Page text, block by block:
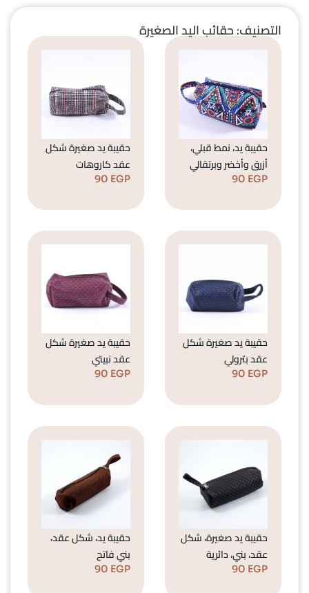
التصنيف: حقائب اليد الصغيرة
حقيبة يد، نمط قبلي،
أزرق وأخضر وبرتقالي
90 EGP
حقيبة يد صغيرة شكل
عقد كاروهات
90 EGP
حقيبة يد صغيرة شكل
عقد بترولي
90 EGP
حقيبة يد صغيرة شكل
عقد نبيتي
90 EGP
حقيبة يد صغيرة، شكل
عقد، بني، دائرية
90 EGP
حقيبة يد، شكل عقد،
بني فاتح
90 EGP